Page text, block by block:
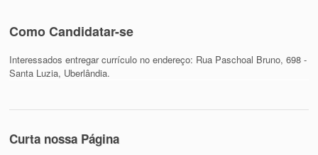
Como Candidatar-se
Interessados entregar currículo no endereço: Rua Paschoal Bruno, 698 -
Santa Luzia, Uberlândia.
Curta nossa Página